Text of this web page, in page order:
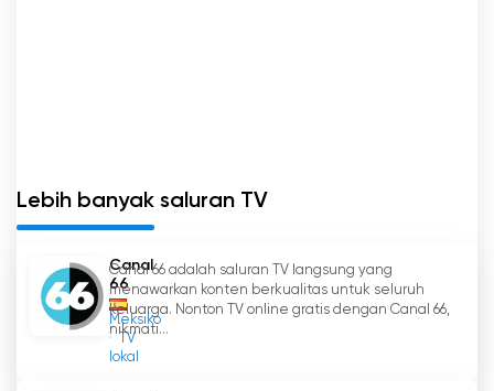
Lebih banyak saluran TV
Canal
66
Meksiko
TV
lokal
Canal 66 adalah saluran TV langsung yang
menawarkan konten berkualitas untuk seluruh
keluarga. Nonton TV online gratis dengan Canal 66,
nikmati...